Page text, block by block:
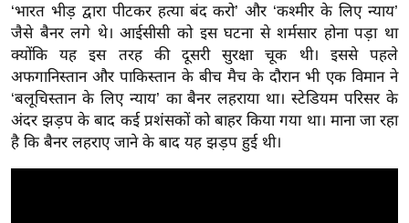
यं
ग
इं
डि
या
सा
‘भारत भीड़ द्वारा पीटकर हत्या बंद करो’ और ‘कश्मीर के लिए न्याय’
जैसे बैनर लगे थे। आईसीसी को इस घटना से शर्मसार होना पड़ा था
क्योंकि यह इस तरह की दूसरी सुरक्षा चूक थी। इससे पहले
अफगानिस्तान और पाकिस्तान के बीच मैच के दौरान भी एक विमान ने
‘बलूचिस्तान के लिए न्याय’ का बैनर लहराया था। स्टेडियम परिसर के
अंदर झड़प के बाद कई प्रशंसकों को बाहर किया गया था। माना जा रहा
है कि बैनर लहराए जाने के बाद यह झड़प हुई थी।